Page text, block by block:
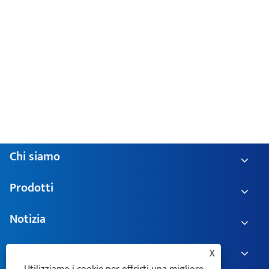
Chi siamo
Prodotti
Notizia
Contattaci
X